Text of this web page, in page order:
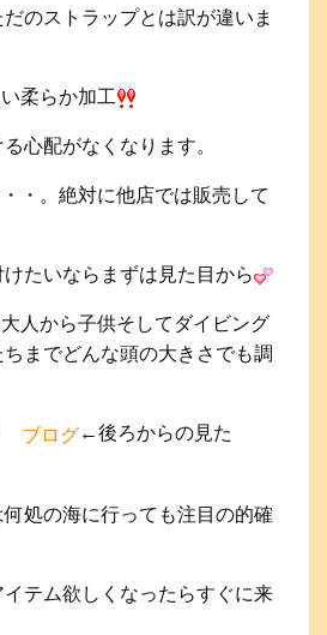
だのストラップとは訳が違いま
柔らか加工
心配がなくなります。
・。絶対に他店では販売して
たいならまずは見た目から
人から子供そしてダイビング
までどんな頭の大きさでも調
←後ろからの見た
処の海に行っても注目の的確
テム欲しくなったらすぐに来